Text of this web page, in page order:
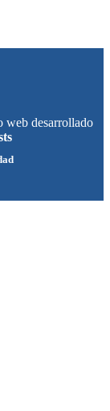
web desarrollado